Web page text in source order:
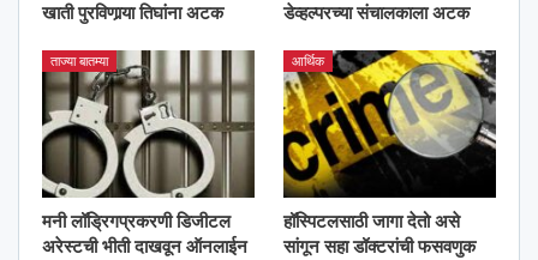
खाती पुरविणार्‍या तिघांना अटक
डेव्हल्परच्या संचालकाला अटक
ताज्या बातम्या
मनी लॉड्रिगप्रकरणी डिजीटल
अरेस्टची भीती दाखवून ऑनलाईन
आर्थिक
हॉस्पिटलसाठी जागा देतो असे
सांगून सहा डॉक्टरांची फसवणुक